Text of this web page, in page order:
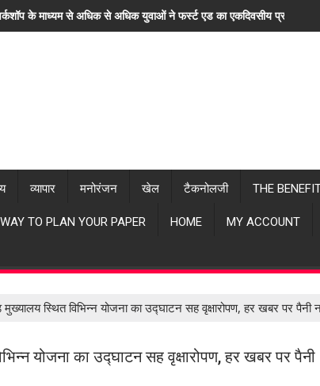
के माध्यम से अधिक से अधिक युवाओं ने फर्स्ट एड का एकदिवसीय प्रशिक्षण
व्यापार मनोरंजन खेल टैकनोलजी THE
TO PLAN YOUR PAPER HOME MY ACCOUNT
स्थित विभिन्न योजना का उद्घाटन सह वृक्षारोपण, हर खबर पर
योजना का उद्घाटन सह वृक्षारोपण, हर खबर पर पैनी